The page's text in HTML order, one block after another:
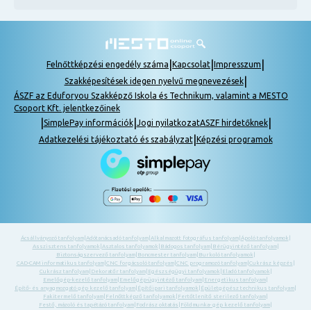
Felnőttképzési engedély száma Kapcsolat Impresszum
Szakképesítések idegen nyelvű megnevezések|
ÁSZF az Eduforyou Szakképző Iskola és Technikum, valamint a MESTO
Csoport Kft. jelentkezőinek
SimplePay információk| Jogi nyilatkozatASZF hirdetőknek|
Adatkezelési tájékoztató és szabályzat| Képzési programok
Ácsállványozó tanfolyam| Adótanácsadó tanfolyam| Alkalmazott fotográfus tanfolyam| Ápoló tanfolyamok
Asszisztens tanfolyamok Asztalos tanfolyamok Bádogos tanfolyam| Bérügyintéző tanfolyam|
Biztonságszervező tanfolyam| Boncmester tanfolyam| Burkoló tanfolyamok
CAD-CAM informatikus tanfolyam| CNC forgácsoló tanfolyam| CNC programozó tanfolyam| Cukrász képzés
Cukrász tanfolyam| Dekoratőr tanfolyam| Egészségügyi tanfolyamok Eladó tanfolyamok
Emelőgép-kezelő tanfolyam Emelőgép-ügyintéző tanfolyam Energetikus tanfolyam
Építő- és anyagmozgató gép kezelő tanfolyam Építőipari tanfolyamok Épületgépész technikus tanfolyam
Fakitermelő tanfolyam Felnőttképző tanfolyamok Fertőtlenítő sterilező tanfolyam
Festő, mázoló és tapétázó tanfolyam Fodrász oktatás Földmunka- gép kezelő tanfolyam